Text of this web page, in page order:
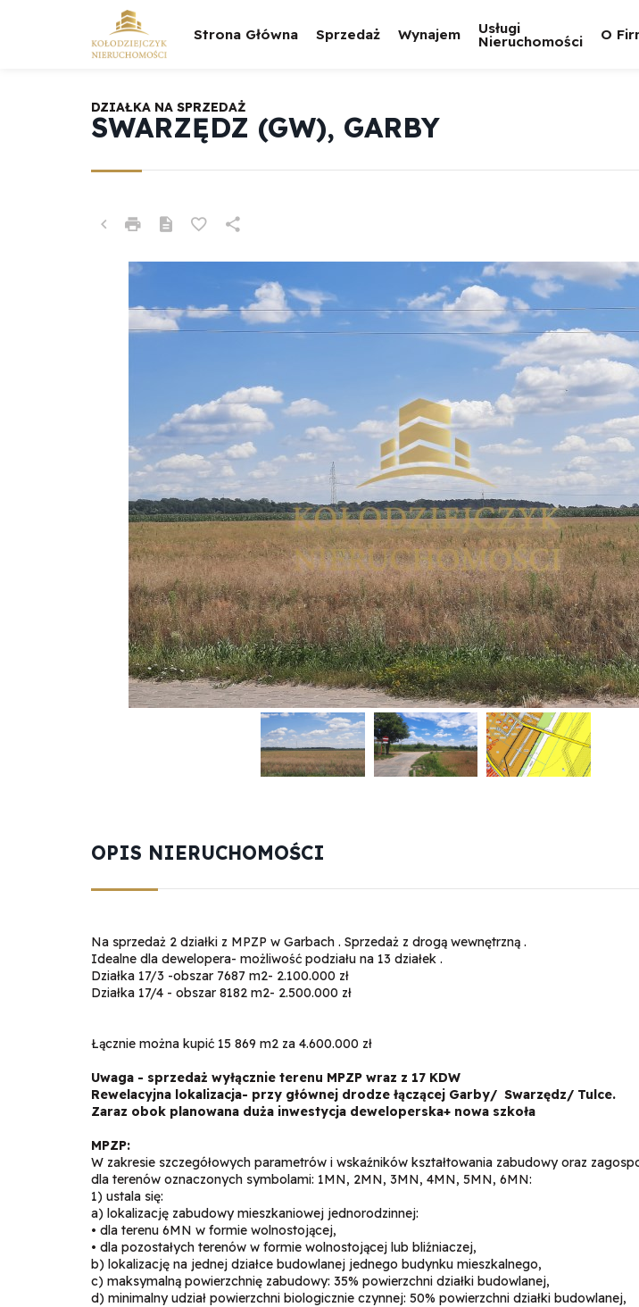
Strona Główna Sprzedaż Wynajem Usługi
Nieruchomości O
SWARZĘDZ (GW), GARBY
DZIAŁKA NA SPRZEDAŻ
OPIS NIERUCHOMOŚCI
Na sprzedaż 2 działki z MPZP w Garbach . Sprzedaż z drogą wewnętrzną .
Idealne dla dewelopera- możliwość podziału na 13 działek .
Działka 17/3 -obszar 7687 m2- 2.100.000 zł
Działka 17/4 - obszar 8182 m2- 2.500.000 zł
Łącznie można kupić 15 869 m2 za 4.600.000 zł
Uwaga - sprzedaż wyłącznie terenu MPZP wraz z 17 KDW
Rewelacyjna lokalizacja- przy głównej drodze łączącej Garby/ Swarzędz/ Tulce.
Zaraz obok planowana duża inwestycja deweloperska+ nowa szkoła
MPZP:
W zakresie szczegółowych parametrów i wskaźników kształtowania zabudowy oraz
dla terenów oznaczonych symbolami: 1MN, 2MN, 3MN, 4MN, 5MN, 6MN:
1) ustala się:
a) lokalizację zabudowy mieszkaniowej jednorodzinnej:
• dla terenu 6MN w formie wolnostojącej,
• dla pozostałych terenów w formie wolnostojącej lub bliźniaczej,
b) lokalizację na jednej działce budowlanej jednego budynku mieszkalnego,
c) maksymalną powierzchnię zabudowy: 35% powierzchni działki budowlanej,
d) minimalny udział powierzchni biologicznie czynnej: 50% powierzchni działki budowlanej,